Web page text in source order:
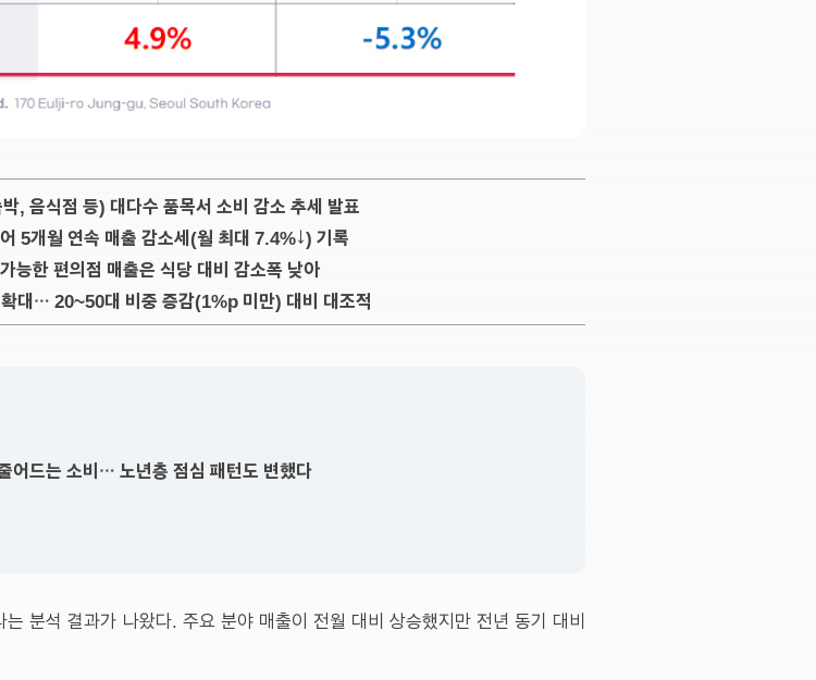
, 음식점 등) 대다수 품목서 소비 감소 추세 발표
5개월 연속 매출 감소세(월 최대 7.4%↓) 기록
한 편의점 매출은 식당 대비 감소폭 낮아
대… 20~50대 비중 증감(1%p 미만) 대비 대조적
어드는 소비… 노년층 점심 패턴도 변했다
분석 결과가 나왔다. 주요 분야 매출이 전월 대비 상승했지만 전년 동기 대비